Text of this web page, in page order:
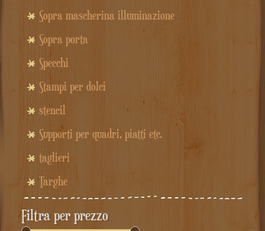
Sopra mascherina illuminazione
Sopra porta
Specchi
Stampi per dolci
stencil
Supporti per quadri, piatti etc.
taglieri
Targhe
Filtra per prezzo